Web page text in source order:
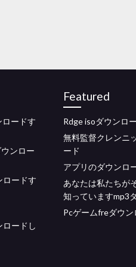
ードす
ンロー
ードす
ードし
Featured
Rdge isoダウンロ
無料監督クレンニ
ード
アプリのダウンロ
あなたは私たちが
知っていますmp3
Pcゲームfreダウン